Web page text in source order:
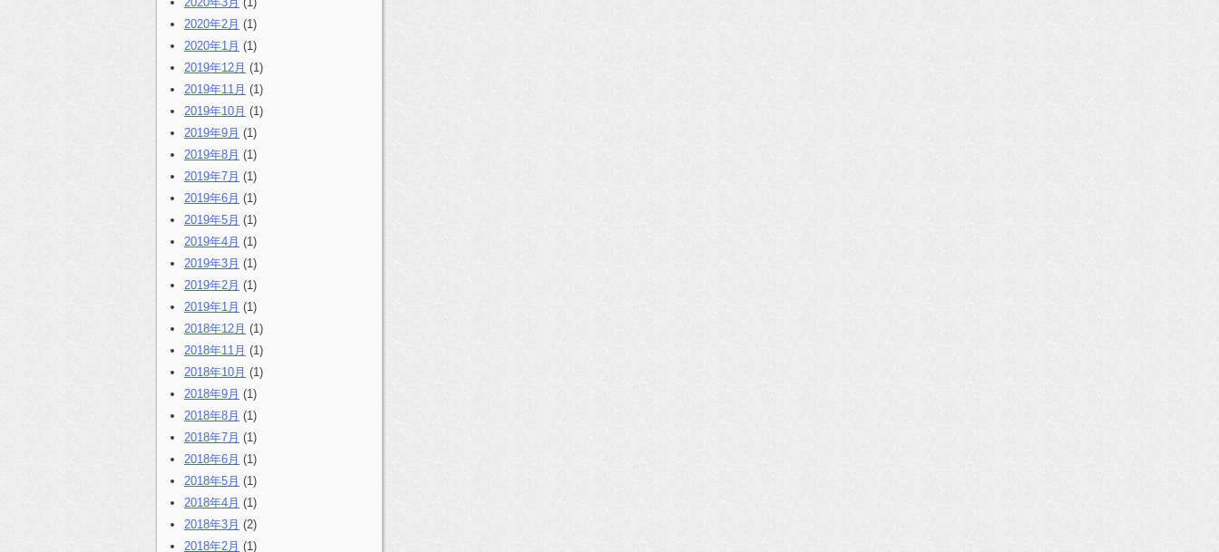
2020年2月 (1)
2020年1月 (1)
2019年12月 (1)
2019年11月 (1)
2019年10月 (1)
2019年9月 (1)
2019年8月 (1)
2019年7月 (1)
2019年6月 (1)
2019年5月 (1)
2019年4月 (1)
2019年3月 (1)
2019年2月 (1)
2019年1月 (1)
2018年12月 (1)
2018年11月 (1)
2018年10月 (1)
2018年9月 (1)
2018年8月 (1)
2018年7月 (1)
2018年6月 (1)
2018年5月 (1)
2018年4月 (1)
2018年3月 (2)
2018年2月 (1)